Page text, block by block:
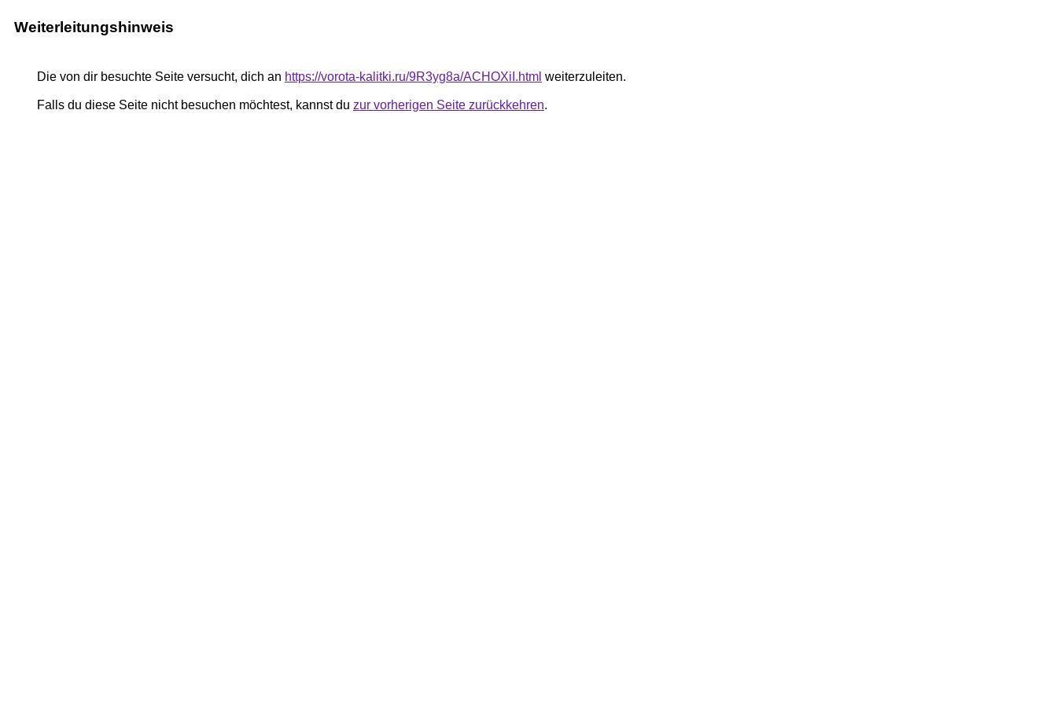
Weiterleitungshinweis
Die von dir besuchte Seite versucht, dich an https://vorota-kalitki.ru/9R3yg8a/ACHOXiI.html weiterzuleiten.
Falls du diese Seite nicht besuchen möchtest, kannst du zur vorherigen Seite zurückkehren.